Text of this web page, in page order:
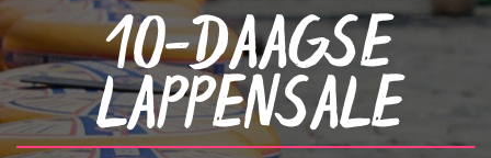
Einkaufen & Gastronomie
Über Hoorn
10-DAAGSE
LAPPENSALE